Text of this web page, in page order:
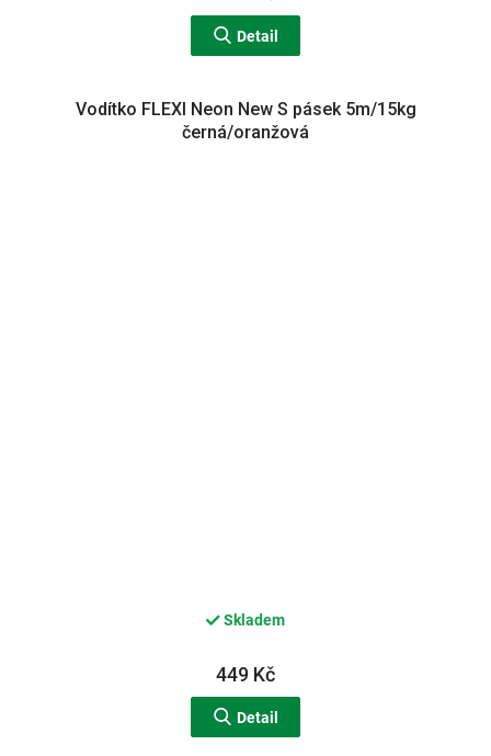
Detail
Vodítko FLEXI Neon New S pásek 5m/15kg
černá/oranžová
Skladem
449 Kč
Detail